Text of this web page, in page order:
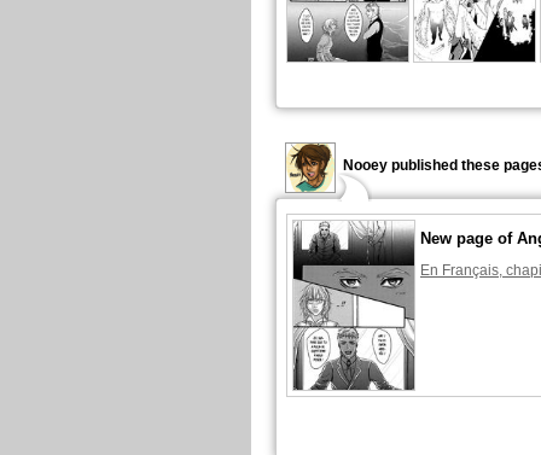
Nooey published these
New page of
En Français,